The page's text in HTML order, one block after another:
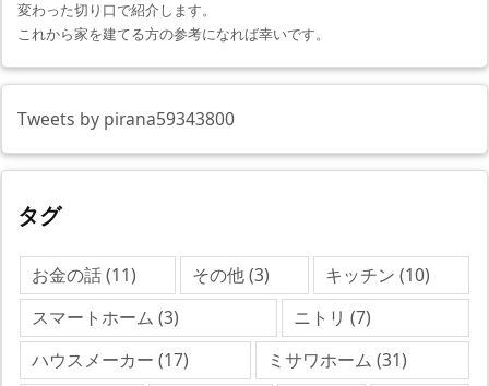
変わった切り口で紹介します。
これから家を建てる方の参考になれば幸いです。
Tweets by pirana59343800
タグ
お金の話(11) その他(3) キッチン (10)
スマートホーム (3) ニトリ (7)
ハウスメーカー (17) ミサワホーム (31)